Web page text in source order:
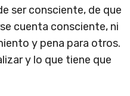
ser consciente, de que
cuenta consciente, ni
y pena para otros.
y lo que tiene que